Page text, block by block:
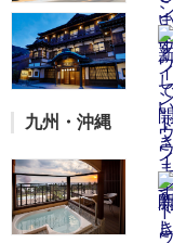
九州・沖縄